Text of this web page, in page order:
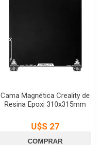
Cama Magnética Creality de
Resina Epoxi 310x315mm
U$S 27